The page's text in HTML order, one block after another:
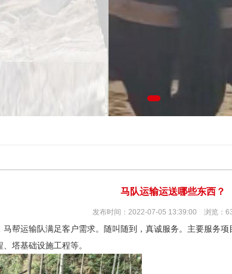
马队运输运送哪些东西？
发布时间：2022-07-05 13:39:00 浏览：
马帮运输队满足客户需求。随叫随到，真诚服务。主要服务
塔基础设施工程等。